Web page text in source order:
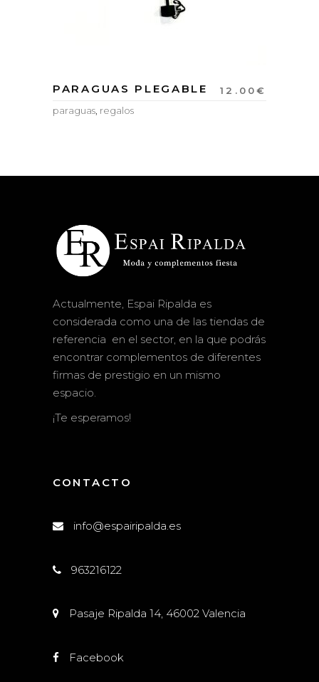
PARAGUAS PLEGABLE 12.00€
paraguas, regalos
Actualmente, Espai Ripalda es
considerada como una de las tiendas de
referencia en el sector, en la que podrás
encontrar complementos de diferentes
firmas de prestigio en un mismo
espacio.
¡Te esperamos!
CONTACTO
info@espairipalda.es
963216122
Pasaje Ripalda 14, 46002 Valencia
Facebook